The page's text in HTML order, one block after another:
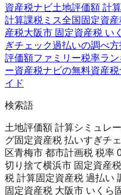
資産税ナビ土地評価額 計
計算課税ミス全国 固定資
産税大阪市 固定資産税 い
ぎチェック過払いの調べ方
評価額ファミリー税率ラ
ー資産税ナビの無料資産
イド
検索語
土地評価額 計算シミュレ
グ固定資産税 払いすぎチ
区青梅市 都市計画税 税率
切り捨て横浜市 固定資産税
税 計算固定資産税 過払い
固定資産税 大阪市 いくら